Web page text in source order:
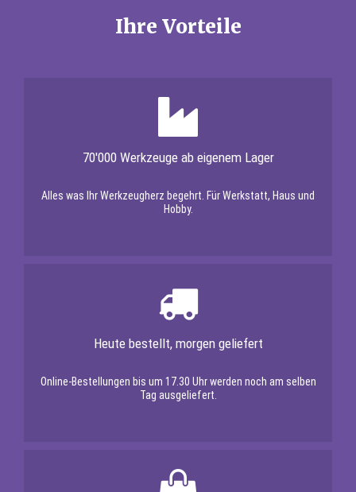
Ihre Vorteile
70'000 Werkzeuge ab eigenem Lager
Alles was Ihr Werkzeugherz begehrt. Für Werkstatt, Haus und
Hobby.
Heute bestellt, morgen geliefert
Online-Bestellungen bis um 17.30 Uhr werden noch am selben
Tag ausgeliefert.